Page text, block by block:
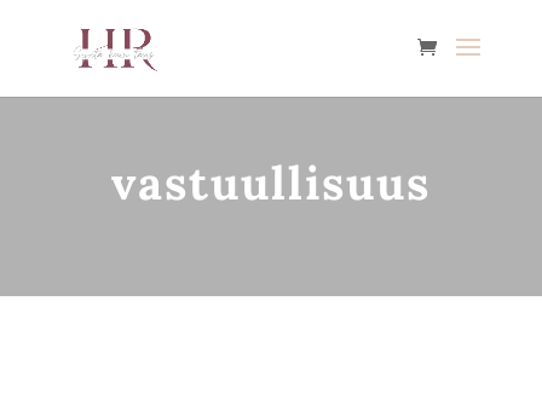
vastuullisuus